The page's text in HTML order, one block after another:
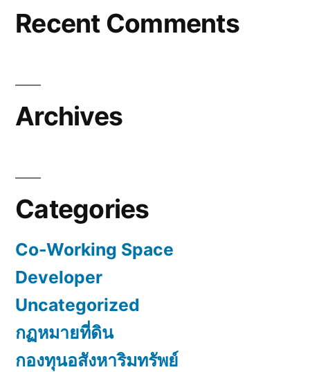
Recent Comments
Archives
Categories
Co-Working Space
Developer
Uncategorized
กฏหมายที่ดิน
กองทุนอสังหาริมทรัพย์